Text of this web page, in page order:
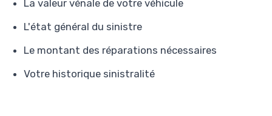
La valeur vénale de votre véhicule
L'état général du sinistre
Le montant des réparations nécessaires
Votre historique sinistralité